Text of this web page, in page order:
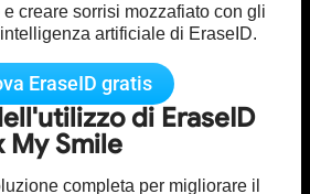
creare sorrisi mozzafiato con gli
artificiale di EraseID.
EraseID gratis
di EraseID
My Smile
completa per migliorare il